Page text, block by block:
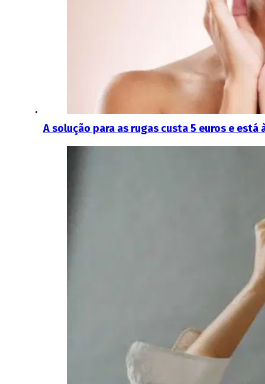
A solução para as rugas custa 5 euros e está